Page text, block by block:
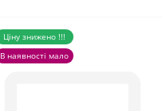
Ціну знижено !!!
В наявності мало